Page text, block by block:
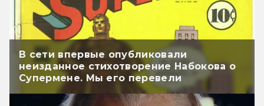
В сети впервые опубликовали
неизданное стихотворение Набокова о
Супермене. Мы его перевели